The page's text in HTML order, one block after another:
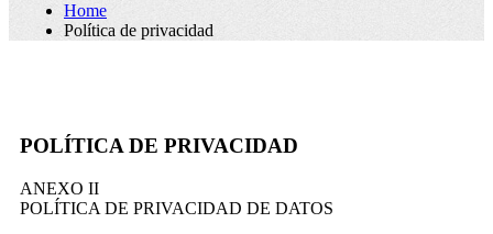
Home
Política de privacidad
POLÍTICA DE PRIVACIDAD
ANEXO II
POLÍTICA DE PRIVACIDAD DE DATOS